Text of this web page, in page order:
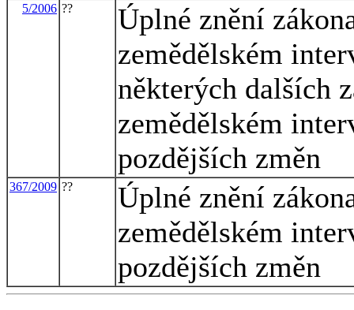
5/2006 ??
Úplné znění
zemědělském
některých dalších
zemědělském
pozdějších změn
367/2009 ??
Úplné znění
zemědělském
pozdějších změn